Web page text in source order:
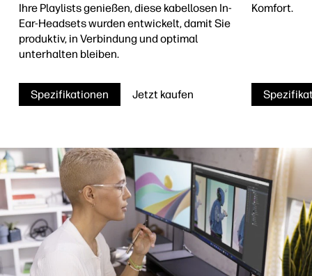
Ihre Playlists genießen, diese kabellosen In-
Ear-Headsets wurden entwickelt, damit Sie
produktiv, in Verbindung und optimal
unterhalten bleiben.
Spezifikationen Jetzt kaufen
Komfort.